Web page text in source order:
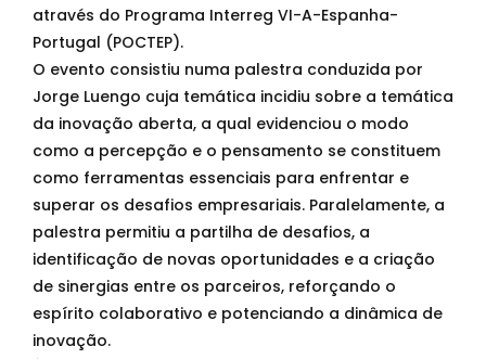
através do Programa Interreg VI-A-Espanha-
Portugal (POCTEP).
O evento consistiu numa palestra conduzida por
Jorge Luengo cuja temática incidiu sobre a temática
da inovação aberta, a qual evidenciou o modo
como a percepção e o pensamento se constituem
como ferramentas essenciais para enfrentar e
superar os desafios empresariais. Paralelamente, a
palestra permitiu a partilha de desafios, a
identificação de novas oportunidades e a criação
de sinergias entre os parceiros, reforçando o
espírito colaborativo e potenciando a dinâmica de
inovação.